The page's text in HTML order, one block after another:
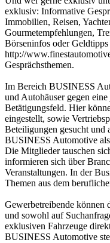
exklusiv: Informative
Immobilien, Reisen,
Gourmetempfehlungen,
Börseninfos oder Geldtipps
http://
Gesprächsthemen.
Im Bereich BUSINESS
und Autohäuser gegen
Betätigungsfeld. Hier
eingestellt, sowie
Beteiligungen gesucht und
BUSINESS Automotive
Die Mitglieder tauschen
informieren sich über
Veranstaltungen. In der
Themen aus dem
Gewerbetreibende können
und sowohl auf
exklusiven Fahrzeuge
BUSINESS Automotive